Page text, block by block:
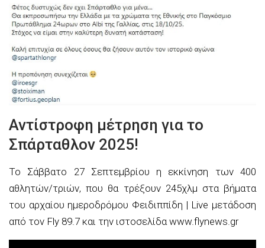
Αντίστροφη μέτρηση για το
Σπάρταθλον 2025!
Το Σάββατο 27 Σεπτεμβρίου η εκκίνηση των 400
αθλητών/τριών, που θα τρέξουν 245χλμ στα βήματα
του αρχαίου ημεροδρόμου Φειδιππίδη | Live μετάδοση
από τον Fly 89.7 και την ιστοσελίδα www.flynews.gr